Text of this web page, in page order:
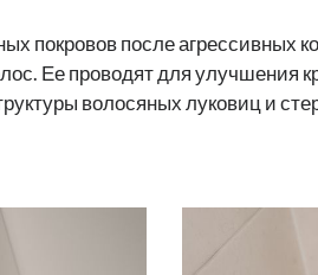
покровов после агрессивных
Ее проводят для улучшения
волосяных луковиц и